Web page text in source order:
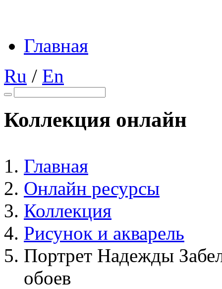
Главная
Ru / En
Коллекция онлайн
Главная
Онлайн ресурсы
Коллекция
Рисунок и акварель
Портрет Надежды
обоев